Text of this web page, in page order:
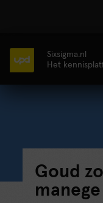
Sixsigma.nl
Het
Goud
manege